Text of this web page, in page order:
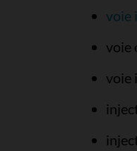
voie
voie
voie